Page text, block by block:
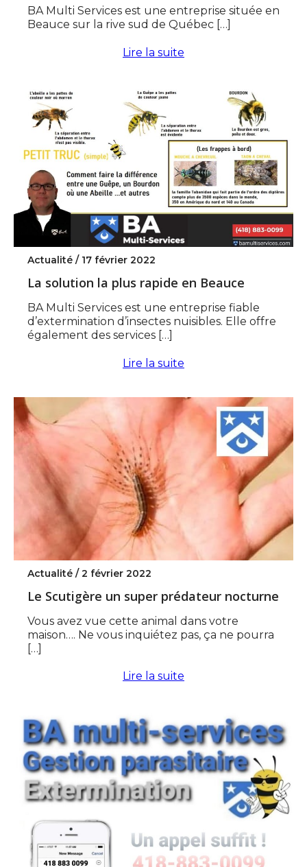
BA Multi Services est une entreprise située en
Beauce sur la rive sud de Québec […]
Lire la suite
Actualité / 17 février 2022
La solution la plus rapide en Beauce
BA Multi Services est une entreprise fiable
d’extermination d’insectes nuisibles. Elle offre
également des services […]
Lire la suite
Actualité /2 février 2022
Le Scutigère un super prédateur nocturne
Vous avez vue cette animal dans votre
maison…. Ne vous inquiétez pas, ça ne pourra
[…]
Lire la suite